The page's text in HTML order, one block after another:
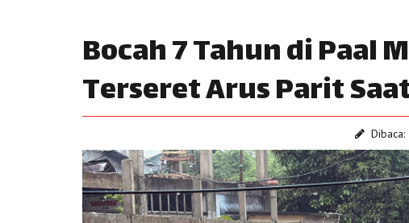
Bocah 7 Tahun di Paal
Terseret Arus Parit